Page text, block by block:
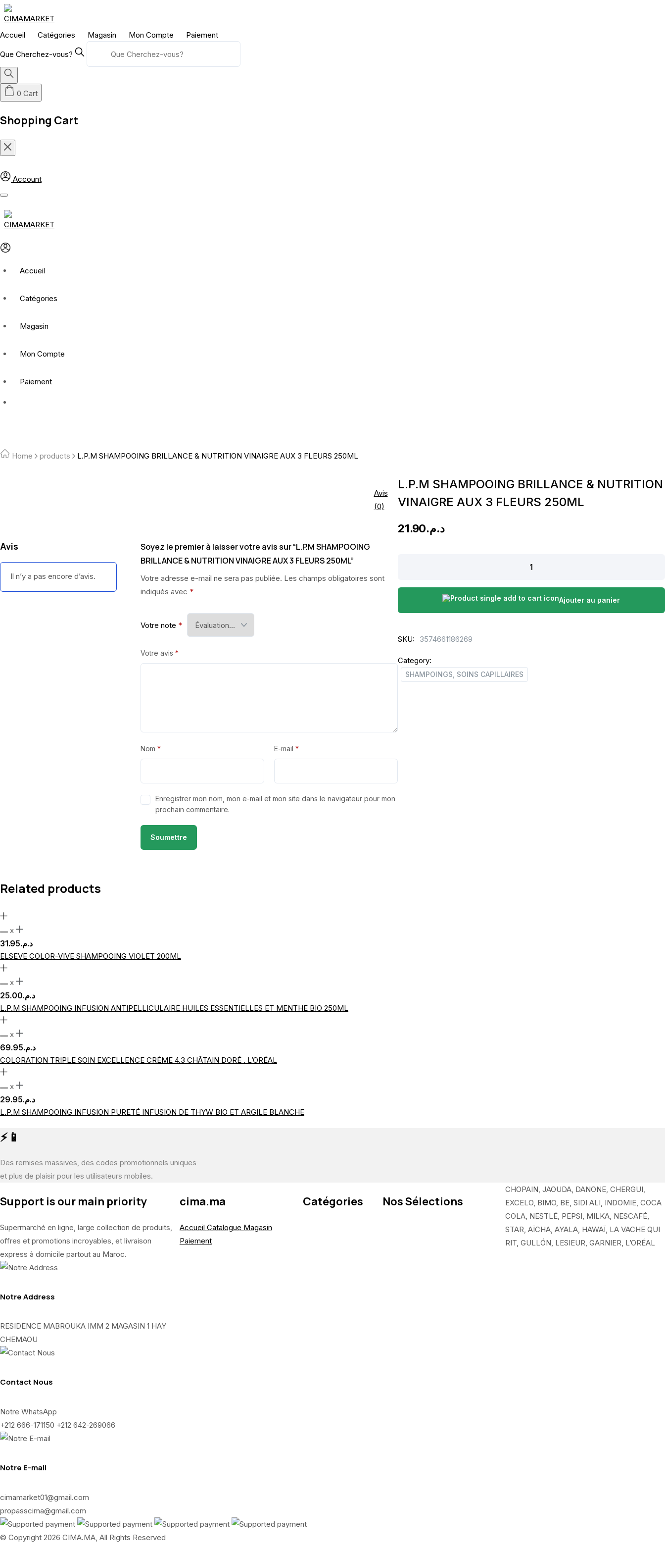
Skip
to
content
Accueil Catégories Magasin Mon Compte Paiement
Que Cherchez-vous?
0 Cart
Shopping Cart
Account
Accueil
Catégories
Magasin
Mon Compte
Paiement
Home products L.P.M SHAMPOOING BRILLANCE & NUTRITION VINAIGRE AUX 3 FLEURS 250ML
L.P.M SHAMPOOING BRILLANCE & NUTRITION
VINAIGRE AUX 3 FLEURS 250ML
د.م.21.90
BRILLANCE
NUTRITION
AUX
FLEURS
250ML
Ajouter au panier
SKU: 3574661186269
Category:
SHAMPOINGS, SOINS CAPILLAIRES
Avis
(0)
Avis
Il n’y a pas encore d’avis.
Soyez le premier à laisser votre avis sur “L.P.M SHAMPOOING
BRILLANCE & NUTRITION VINAIGRE AUX 3 FLEURS 250ML”
Votre adresse e-mail ne sera pas publiée. Les champs obligatoires sont
indiqués avec *
Votre note *
Votre avis *
Nom * E-mail *
Enregistrer mon nom, mon e-mail et mon site dans le navigateur pour mon
prochain commentaire.
Related products
x
د.م.31.95
ELSEVE COLOR-VIVE SHAMPOOING VIOLET 200ML
x
د.م.25.00
L.P.M SHAMPOOING INFUSION ANTIPELLICULAIRE HUILES ESSENTIELLES ET MENTHE BIO 250ML
x
د.م.69.95
COLORATION TRIPLE SOIN EXCELLENCE CRÈME 4.3 CHÂTAIN DORÉ . L’ORÉAL
x
د.م.29.95
L.P.M SHAMPOOING INFUSION PURETÉ INFUSION DE THYW BIO ET ARGILE BLANCHE
⚡📱
Des remises massives, des codes promotionnels uniques
et plus de plaisir pour les utilisateurs mobiles.
Support is our main priority
Supermarché en ligne, large collection de produits,
offres et promotions incroyables, et livraison
express à domicile partout au Maroc.
Notre Address
RESIDENCE MABROUKA IMM 2 MAGASIN 1 HAY
CHEMAOU
Contact Nous
Notre WhatsApp
+212 666-171150 +212 642-269066
Notre E-mail
cimamarket01@gmail.com
propasscima@gmail.com
cima.ma
Accueil Catalogue Magasin
Paiement
Catégories Nos Sélections
CHOPAIN, JAOUDA, DANONE, CHERGUI,
EXCELO, BIMO, BE, SIDI ALI, INDOMIE, COCA
COLA, NESTLÉ, PEPSI, MILKA, NESCAFÉ,
STAR, AÏCHA, AYALA, HAWAÏ, LA VACHE QUI
RIT, GULLÓN, LESIEUR, GARNIER, L’ORÉAL
© Copyright 2026 CIMA.MA, All Rights Reserved